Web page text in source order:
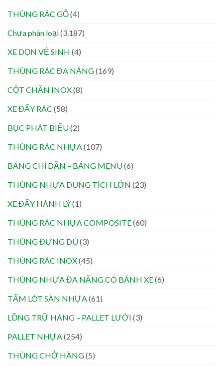
THÙNG RÁC GỖ(4)
Chưa phân loại(3.187)
XE DỌN VỆ SINH (4)
THÙNG RÁC ĐA NĂNG(169)
CỘT CHẮN INOX(8)
XE ĐẨY RÁC (58)
BỤC PHÁT BIỂU(2)
THÙNG RÁC NHỰA (107)
BẢNG CHỈ DẪN – BẢNG MENU(6)
THÙNG NHỰA DUNG TÍCH LỚN (23)
XE ĐẨY HÀNH LÝ(1)
THÙNG RÁC NHỰA COMPOSITE(60)
THÙNG ĐỰNG DÙ(3)
THÙNG RÁC INOX(45)
THÙNG NHỰA ĐA NĂNG CÓ BÁNH XE(6)
TẤM LÓT SÀN NHỰA (61)
LỒNG TRỮ HÀNG – PALLET LƯỚI (3)
PALLET NHỰA (254)
THÙNG CHỞ HÀNG(5)